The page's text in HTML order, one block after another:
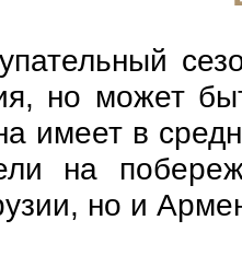
но может
имеет в
на
но и